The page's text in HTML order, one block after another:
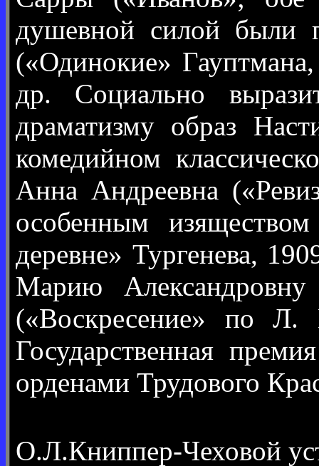
душевной силой были
(«Одинокие»
др. Социально
драматизму образ
комедийном
Анна Андреевна
особенным
деревне» Тургенева,
Марию
(«Воскресение» по Л.
Государственная
орденами Трудового
О.Л.Книппер-Чеховой